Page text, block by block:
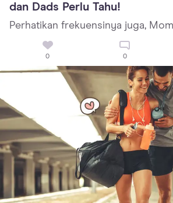
dan Dads Perlu Tahu!
Perhatikan frekuensinya juga,
0 0